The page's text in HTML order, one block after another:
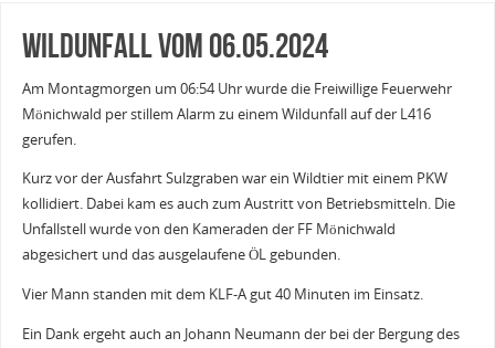
Wildunfall vom 06.05.2024
Am Montagmorgen um 06:54 Uhr wurde die Freiwillige Feuerwehr
Mönichwald per stillem Alarm zu einem Wildunfall auf der L416
gerufen.
Kurz vor der Ausfahrt Sulzgraben war ein Wildtier mit einem PKW
kollidiert. Dabei kam es auch zum Austritt von Betriebsmitteln. Die
Unfallstell wurde von den Kameraden der FF Mönichwald
abgesichert und das ausgelaufene ÖL gebunden.
Vier Mann standen mit dem KLF-A gut 40 Minuten im Einsatz.
Ein Dank ergeht auch an Johann Neumann der bei der Bergung des